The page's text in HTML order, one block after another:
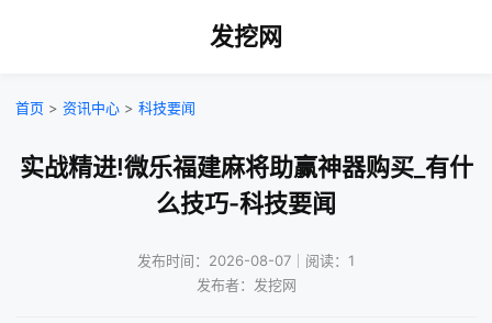
发挖网
首页 > 资讯中心 > 科技要闻
实战精进!微乐福建麻将助赢神器购买_有什
么技巧-科技要闻
发布时间：2026-08-07｜阅读：1
发布者：发挖网